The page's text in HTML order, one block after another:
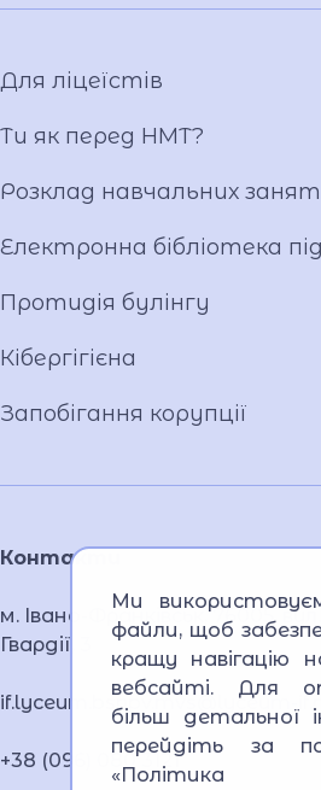
Контакти
м. Івано-Франківськ, 76005,
Гвардії, 3
if.lyceum.bsnpv.mvs@lyceum-
+38 (096) 080 3121
Публічні закупівлі
Фотогалерея
Відеогалерея
Вакансії
Публічна інформація
Для ліцеїстів
Ти як перед НМТ?
Розклад навчальних
Електронна бібліотека
Протидія булінгу
Кібергігієна
Запобігання корупції
Ми
файли, щоб
кращу навігацію
вебсайті. Для
більш детальної
перейдіть за
«Політика